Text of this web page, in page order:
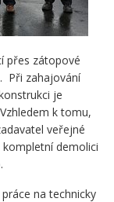
přes zátopové
Při zahajování
je
k tomu,
veřejné
demolici
na technicky